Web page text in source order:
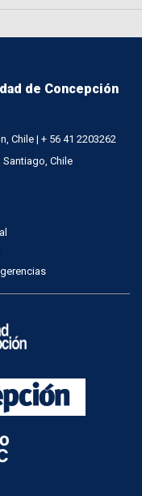
de Concepción
Chile | + 56 41 2203262
Santiago, Chile